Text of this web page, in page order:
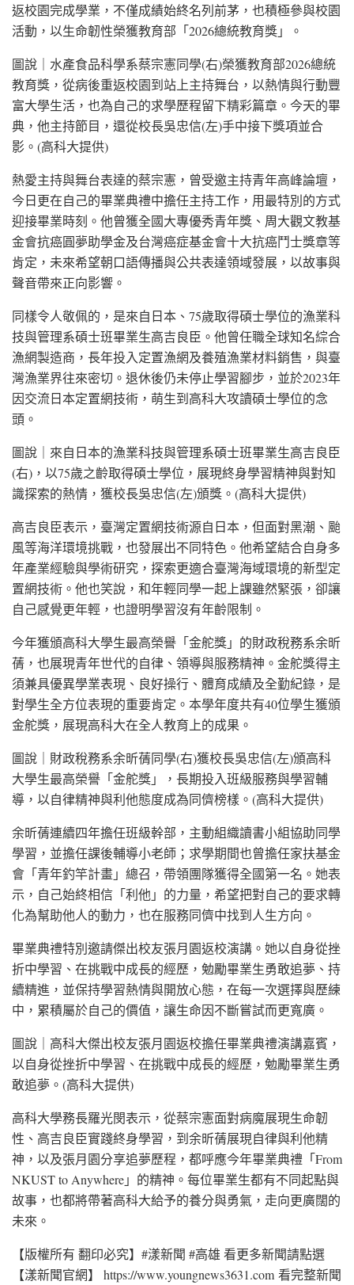
返校園完成學業，不僅成績始終名列前茅，也積極參與校園
活動，以生命韌性榮獲教育部「2026總統教育獎」。
圖說｜水產食品科學系蔡宗憲同學(右)榮獲教育部2026總統
教育獎，從病後重返校園到站上主持舞台，以熱情與行動豐
富大學生活，也為自己的求學歷程留下精彩篇章。今天的畢
典，他主持節目，還從校長吳忠信(左)手中接下獎項並合
影。(高科大提供)
熱愛主持與舞台表達的蔡宗憲，曾受邀主持青年高峰論壇，
今日更在自己的畢業典禮中擔任主持工作，用最特別的方式
迎接畢業時刻。他曾獲全國大專優秀青年獎、周大觀文教基
金會抗癌圓夢助學金及台灣癌症基金會十大抗癌鬥士獎章等
肯定，未來希望朝口語傳播與公共表達領域發展，以故事與
聲音帶來正向影響。
同樣令人敬佩的，是來自日本、75歲取得碩士學位的漁業科
技與管理系碩士班畢業生高吉良臣。他曾任職全球知名綜合
漁網製造商，長年投入定置漁網及養殖漁業材料銷售，與臺
灣漁業界往來密切。退休後仍未停止學習腳步，並於2023年
因交流日本定置網技術，萌生到高科大攻讀碩士學位的念
頭。
圖說｜來自日本的漁業科技與管理系碩士班畢業生高吉良臣
(右)，以75歲之齡取得碩士學位，展現終身學習精神與對知
識探索的熱情，獲校長吳忠信(左)頒獎。(高科大提供)
高吉良臣表示，臺灣定置網技術源自日本，但面對黑潮、颱
風等海洋環境挑戰，也發展出不同特色。他希望結合自身多
年產業經驗與學術研究，探索更適合臺灣海域環境的新型定
置網技術。他也笑說，和年輕同學一起上課雖然緊張，卻讓
自己感覺更年輕，也證明學習沒有年齡限制。
今年獲頒高科大學生最高榮譽「金舵獎」的財政稅務系余昕
蒨，也展現青年世代的自律、領導與服務精神。金舵獎得主
須兼具優異學業表現、良好操行、體育成績及全勤紀錄，是
對學生全方位表現的重要肯定。本學年度共有40位學生獲頒
金舵獎，展現高科大在全人教育上的成果。
圖說｜財政稅務系余昕蒨同學(右)獲校長吳忠信(左)頒高科
大學生最高榮譽「金舵獎」，長期投入班級服務與學習輔
導，以自律精神與利他態度成為同儕榜樣。(高科大提供)
余昕蒨連續四年擔任班級幹部，主動組織讀書小組協助同學
學習，並擔任課後輔導小老師；求學期間也曾擔任家扶基金
會「青年釣竿計畫」總召，帶領團隊獲得全國第一名。她表
示，自己始終相信「利他」的力量，希望把對自己的要求轉
化為幫助他人的動力，也在服務同儕中找到人生方向。
畢業典禮特別邀請傑出校友張月園返校演講。她以自身從挫
折中學習、在挑戰中成長的經歷，勉勵畢業生勇敢追夢、持
續精進，並保持學習熱情與開放心態，在每一次選擇與歷練
中，累積屬於自己的價值，讓生命因不斷嘗試而更寬廣。
圖說｜高科大傑出校友張月園返校擔任畢業典禮演講嘉賓，
以自身從挫折中學習、在挑戰中成長的經歷，勉勵畢業生勇
敢追夢。(高科大提供)
高科大學務長羅光閔表示，從蔡宗憲面對病魔展現生命韌
性、高吉良臣實踐終身學習，到余昕蒨展現自律與利他精
神，以及張月園分享追夢歷程，都呼應今年畢業典禮「From
NKUST to Anywhere」的精神。每位畢業生都有不同起點與
故事，也都將帶著高科大給予的養分與勇氣，走向更廣闊的
未來。
【版權所有 翻印必究】#漾新聞 #高雄 看更多新聞請點選
【漾新聞官網】 https://www.youngnews3631.com 看完整新聞